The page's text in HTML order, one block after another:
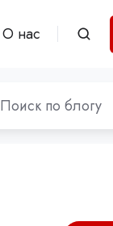
О нас